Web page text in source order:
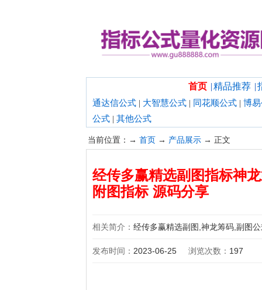
首页 |精品推荐 |
通达信公式 | 大智慧公式 | 同花顺公式 | 博
公式 | 其他公式
当前位置：→ 首页 → 产品展示 → 正文
经传多赢精选副图指标神
附图指标 源码分享
相关简介： 经传多赢精选副图,神龙筹码,副图
发布时间： 2023-06-25 浏览次数： 197